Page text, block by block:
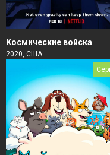
Космические войска
2020, США